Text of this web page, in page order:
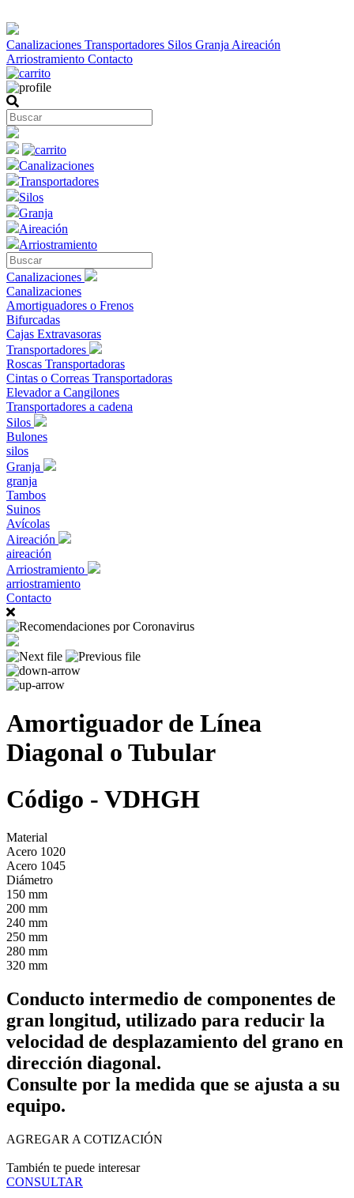
Canalizaciones Transportadores Silos Granja Aireación
Arriostramiento Contacto
Canalizaciones
Transportadores
Silos
Granja
Aireación
Arriostramiento
Canalizaciones
Canalizaciones
Amortiguadores o Frenos
Bifurcadas
Cajas Extravasoras
Transportadores
Roscas Transportadoras
Cintas o Correas Transportadoras
Elevador a Cangilones
Transportadores a cadena
Silos
Bulones
silos
Granja
granja
Tambos
Suinos
Avícolas
Aireación
aireación
Arriostramiento
arriostramiento
Contacto
Amortiguador de Línea
Diagonal o Tubular
Código - VDHGH
Material
Acero 1020
Acero 1045
Diámetro
150 mm
200 mm
240 mm
250 mm
280 mm
320 mm
Conducto intermedio de componentes de
gran longitud, utilizado para reducir la
velocidad de desplazamiento del grano en
dirección diagonal.
Consulte por la medida que se ajusta a su
equipo.
AGREGAR A COTIZACIÓN
También te puede interesar
CONSULTAR